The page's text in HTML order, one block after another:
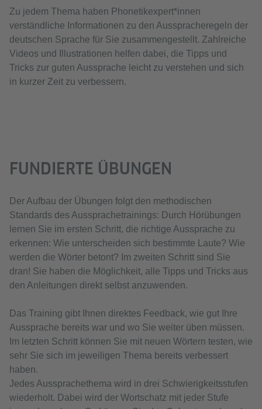
Zu jedem Thema haben Phonetikexpert*innen
verständliche Informationen zu den Ausspracheregeln der
deutschen Sprache für Sie zusammengestellt. Zahlreiche
Videos und Illustrationen helfen dabei, die Tipps und
Tricks zur guten Aussprache leicht zu verstehen und sich
in kurzer Zeit zu verbessern.
FUNDIERTE ÜBUNGEN
Der Aufbau der Übungen folgt den methodischen
Standards des Aussprachetrainings: Durch Hörübungen
lernen Sie im ersten Schritt, die richtige Aussprache zu
erkennen: Wie unterscheiden sich bestimmte Laute? Wie
werden die Wörter betont? Im zweiten Schritt sind Sie
dran! Sie haben die Möglichkeit, alle Tipps und Tricks aus
den Anleitungen direkt selbst anzuwenden.
Das Training gibt Ihnen direktes Feedback, wie gut Ihre
Aussprache bereits war und wo Sie weiter üben müssen.
Im letzten Schritt können Sie mit neuen Wörtern testen, wie
sehr Sie sich im jeweiligen Thema bereits verbessert
haben.
Jedes Aussprachethema wird in drei Schwierigkeitsstufen
wiederholt. Dabei wird der Wortschatz mit jeder Stufe